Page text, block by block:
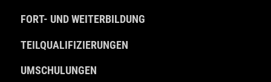
FORT- UND WEITERBILDUNG
TEILQUALIFIZIERUNGEN
UMSCHULUNGEN